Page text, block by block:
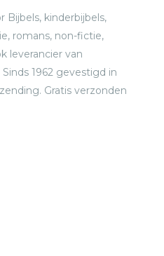
Bijbels, kinderbijbels,
romans, non-fictie,
leverancier van
1962 gevestigd in
Gratis verzonden